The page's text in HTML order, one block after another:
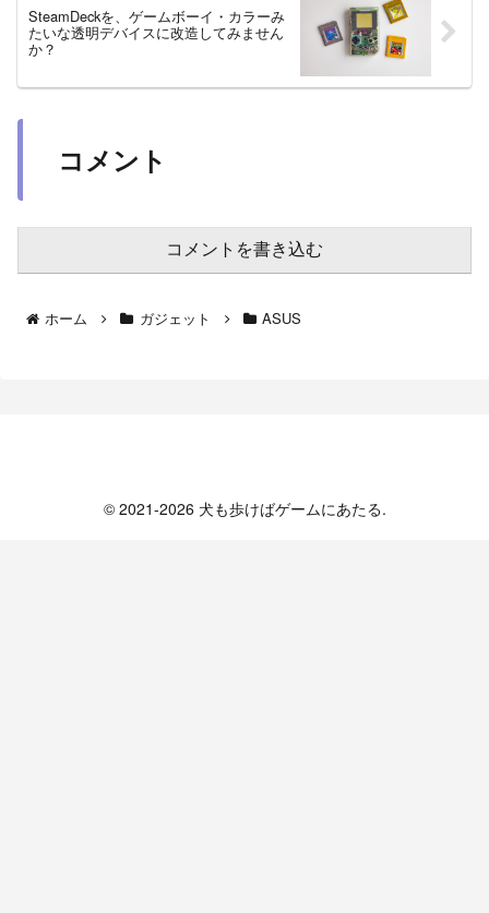
SteamDeckを、ゲームボーイ・カラーみ
たいな透明デバイスに改造してみません
か？
コメント
コメントを書き込む
ホーム ガジェット ASUS
© 2021-2026 犬も歩けばゲームにあたる.